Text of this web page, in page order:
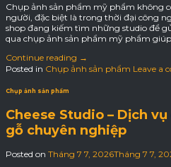
Chụp ảnh sản phẩm mỹ phẩm không
người, đặc biệt là trong thời đại công
shop đang kiếm tìm những studio để
qua chụp ảnh sản phẩm mỹ phẩm
Continue reading →
Posted in Chụp ảnh sản phẩm Leave a
Chụp ảnh sản phẩm
Cheese Studio – Dịch
gỗ chuyên nghiệp
Posted on Tháng 7 7, 2026Tháng 7 7,